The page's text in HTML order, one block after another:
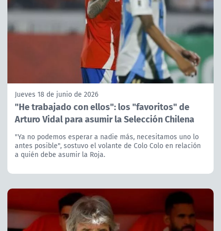
Jueves 18 de junio de 2026
"He trabajado con ellos": los "favoritos" de
Arturo Vidal para asumir la Selección Chilena
"Ya no podemos esperar a nadie más, necesitamos uno lo
antes posible", sostuvo el volante de Colo Colo en relación
a quién debe asumir la Roja.